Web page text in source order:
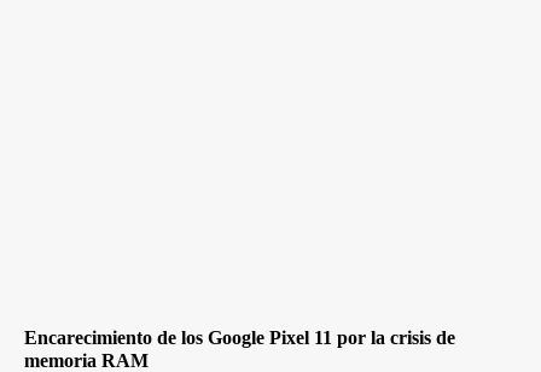
Encarecimiento de los Google Pixel 11 por la crisis de
memoria RAM